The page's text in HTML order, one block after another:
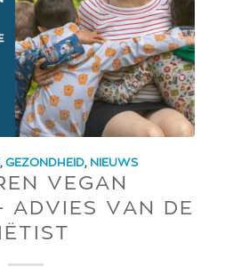
, GEZONDHEID, NIEUWS
VEGAN
ADVIES VAN DE